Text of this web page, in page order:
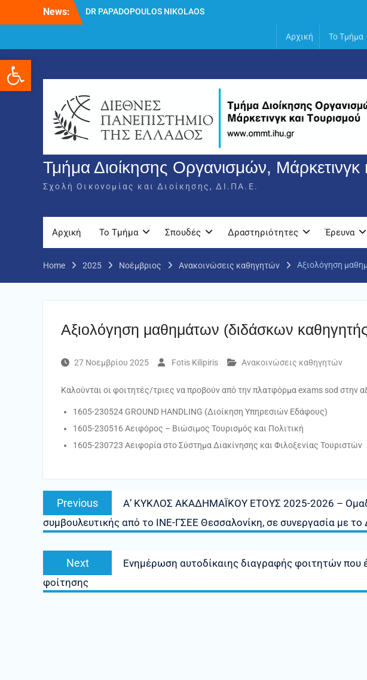
Ανοίξτε τη γραμμή εργαλείων
News:
DR PAPADOPOULOS NIKOLAOS
δικαιολογητικών και ενστάσεων για τη
Αρχική Το Τμήμα
Τμήμα Διοίκησης Οργανισμών, Μάρκετινγκ
Σχολή Οικονομίας και Διοίκησης, ΔΙ.ΠΑ.Ε.
Αρχική Το Τμήμα Σπουδές Δραστηριότητες Έρευνα
Home 2025 Νοέμβριος Ανακοινώσεις καθηγητών Αξιολόγηση
Αξιολόγηση μαθημάτων (διδάσκων
27 Νοεμβρίου 2025 Fotis Kilipiris Ανακοινώσεις καθηγητών
Καλούνται οι φοιτητές/τριες να προβούν από την πλατφόρμα exams sod
1605-230524 GROUND HANDLING (Διοίκηση Υπηρεσιών Εδάφους)
1605-230516 Αειφόρος – Βιώσιμος Τουρισμός και Πολιτική
1605-230723 Αειφορία στο Σύστημα Διακίνησης και Φιλοξενίας Τουριστών
Πλοήγηση
άρθρων
Previous
Previous
post:
Α’ ΚΥΚΛΟΣ ΑΚΑΔΗΜΑΪΚΟΥ ΕΤΟΥΣ 2025-2026 –
συμβουλευτικής από το ΙΝΕ-ΓΣΕΕ Θεσσαλονίκη, σε συνεργασία με
Next
post:
Ενημέρωση αυτοδίκαιης διαγραφής φοιτητών που
φοίτησης